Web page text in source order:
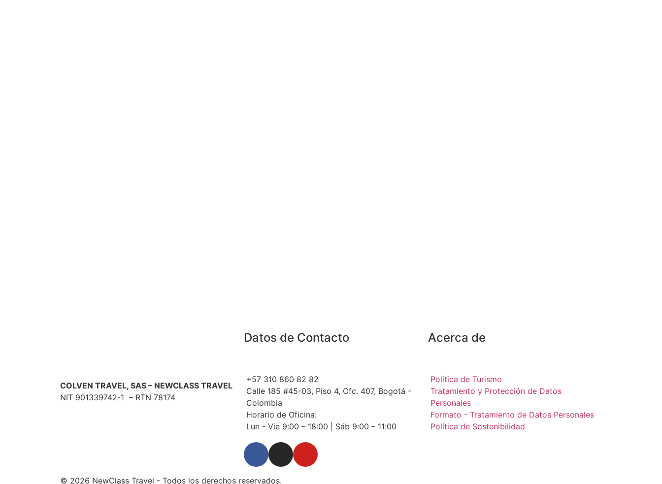
COLVEN TRAVEL, SAS – NEWCLASS TRAVEL
NIT 901339742-1 – RTN 78174
Datos de Contacto
+57 310 860 82 82
Calle 185 #45-03, Piso 4, Ofc. 407, Bogotá -
Colombia
Horario de Oficina:
Lun - Vie 9:00 – 18:00 | Sáb 9:00 – 11:00
Acerca de
Política de Turismo
Tratamiento y Protección de Datos
Personales
Formato - Tratamiento de Datos Personales
Política de Sostenibilidad
© 2026 NewClass Travel - Todos los derechos reservados.